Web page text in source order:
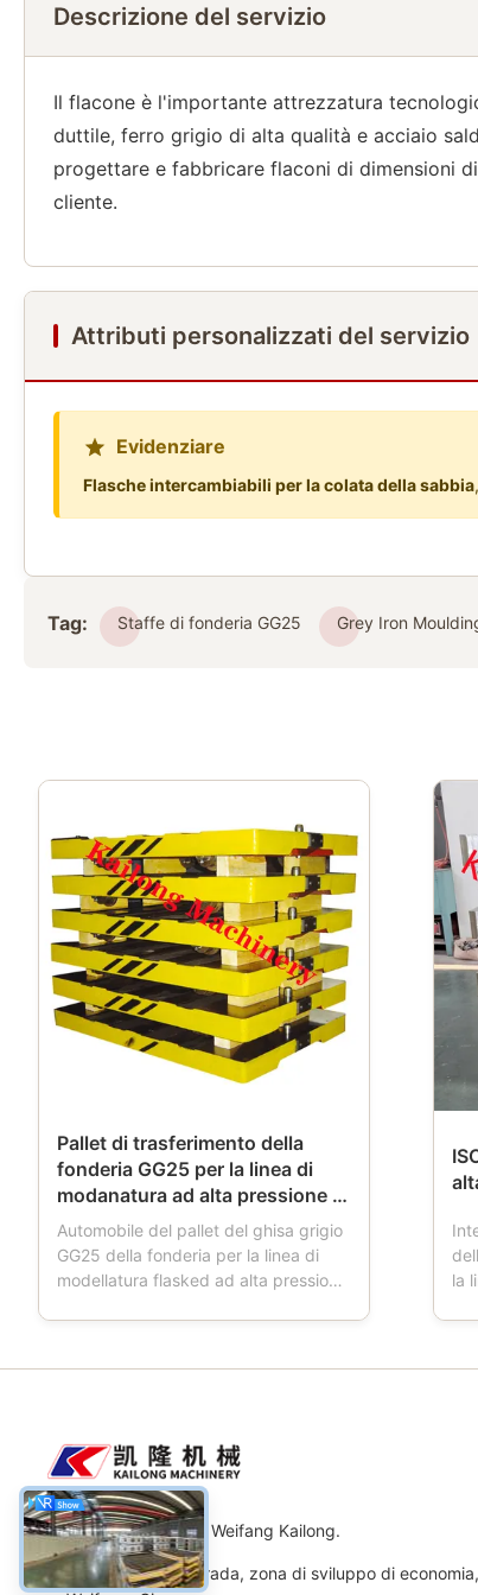
Descrizione del servizio
Il flacone è l'importante attrezzatura
duttile, ferro grigio di alta qualità e acciaio
progettare e fabbricare flaconi di dimensioni
cliente.
Attributi personalizzati del servizio
Evidenziare
Flasche intercambiabili per la colata della sabbia,
Tag: Staffe di fonderia GG25 Grey Iron
Pallet di trasferimento della
fonderia GG25 per la linea di
modanatura ad alta pressione di
Flasked
Automobile del pallet del ghisa grigio
GG25 della fonderia per la linea di
modellatura flasked ad alta pressione
la
Macchinario Co., srl di Weifang Kailong.
Indirizzo: No.11 strada, zona di sviluppo di